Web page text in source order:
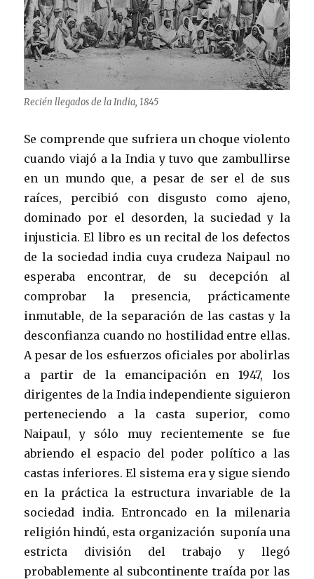
Recién llegados de la India, 1845
Se comprende que sufriera un choque violento
cuando viajó a la India y tuvo que zambullirse
en un mundo que, a pesar de ser el de sus
raíces, percibió con disgusto como ajeno,
dominado por el desorden, la suciedad y la
injusticia. El libro es un recital de los defectos
de la sociedad india cuya crudeza Naipaul no
esperaba encontrar, de su decepción al
comprobar la presencia, prácticamente
inmutable, de la separación de las castas y la
desconfianza cuando no hostilidad entre ellas.
A pesar de los esfuerzos oficiales por abolirlas
a partir de la emancipación en 1947, los
dirigentes de la India independiente siguieron
perteneciendo a la casta superior, como
Naipaul, y sólo muy recientemente se fue
abriendo el espacio del poder político a las
castas inferiores. El sistema era y sigue siendo
en la práctica la estructura invariable de la
sociedad india. Entroncado en la milenaria
religión hindú, esta organización suponía una
estricta división del trabajo y llegó
probablemente al subcontinente traída por las